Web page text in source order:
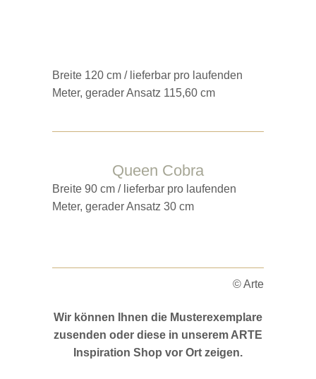
Breite 120 cm / lieferbar pro laufenden
Meter, gerader Ansatz 115,60 cm
Queen Cobra
Breite 90 cm / lieferbar pro laufenden
Meter, gerader Ansatz 30 cm
© Arte
Wir können Ihnen die Musterexemplare
zusenden oder diese in unserem ARTE
Inspiration Shop vor Ort zeigen.